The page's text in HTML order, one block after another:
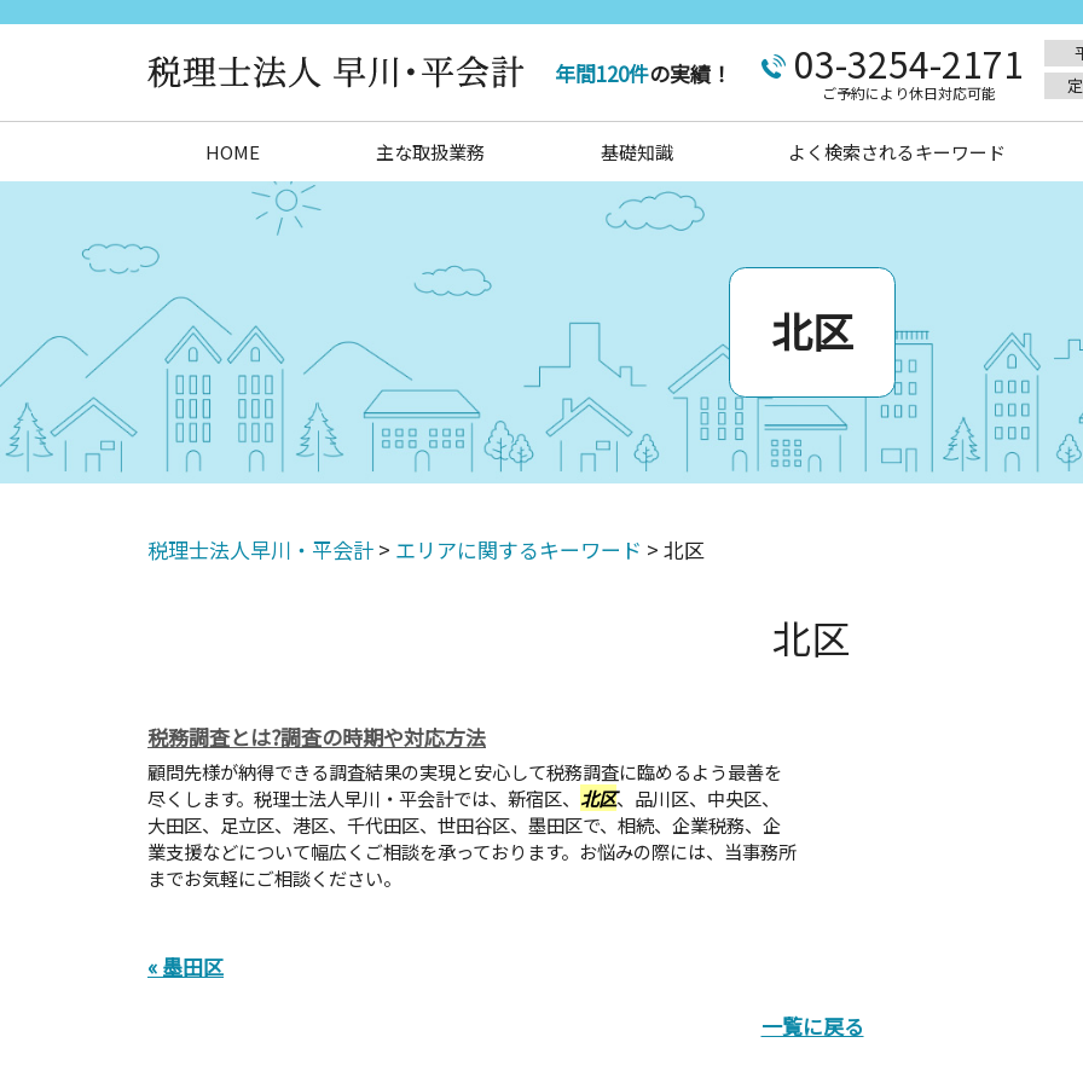
北区
年間120件の実績！ 03-3254-2171
ご予約により休日対応可能
HOME 主な取扱業務 基礎知識 よく検索されるキーワード
税理士法人早川・平会計 > エリアに関するキーワード > 北区
北区
税務調査とは?調査の時期や対応方法
顧問先様が納得できる調査結果の実現と安心して税務調査に臨めるよう最善を
尽くします。税理士法人早川・平会計では、新宿区、 北区、品川区、中央区、
大田区、足立区、港区、千代田区、世田谷区、墨田区で、相続、企業税務、企
業支援などについて幅広くご相談を承っております。お悩みの際には、当事務所
までお気軽にご相談ください。
« 墨田区
一覧に戻る